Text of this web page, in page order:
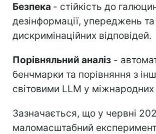
Безпека - стійкість до
дезінформації, упереджень та
дискримінаційних відповідей.
Порівняльний аналіз -
бенчмарки та порівняння з
світовими LLM у міжнародних
Зазначається, що у червні
маломасштабний